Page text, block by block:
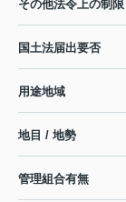
その他法令上の制限
国土法届出要否
用途地域
地目 / 地勢
管理組合有無